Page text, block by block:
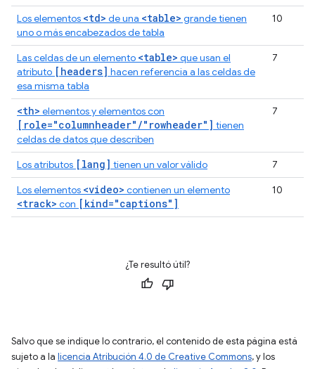
Los elementos <td> de una <table> grande tienen
uno o más encabezados de tabla
10
Las celdas de un elemento <table> que usan el
atributo [headers] hacen referencia a las celdas de
esa misma tabla
7
<th> elementos y elementos con
[role="columnheader"/"rowheader"] tienen
celdas de datos que describen
7
Los atributos [lang] tienen un valor válido
7
Los elementos <video> contienen un elemento
<track> con [kind="captions"]
10
¿Te resultó útil?
Salvo que se indique lo contrario, el contenido de esta página está
sujeto a la licencia Atribución 4.0 de Creative Commons, y los